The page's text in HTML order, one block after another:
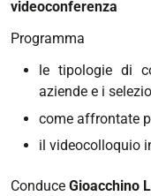
videoconferenza
Programma
le tipologie di
aziende e i
come affrontate
il videocolloquio
Conduce Gioacchino